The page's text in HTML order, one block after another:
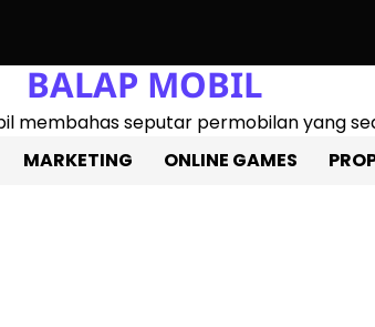
Sport Entry-level Paling Bertenaga, Cocok
BALAP MOBIL
membahas seputar permobilan yang
MARKETING ONLINE GAMES